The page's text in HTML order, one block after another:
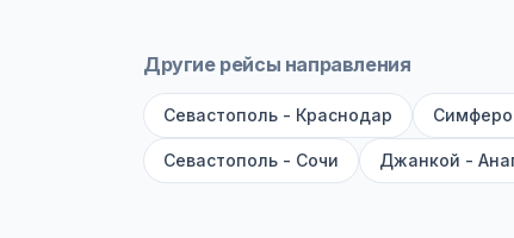
рейсов вы увидите время
Удачных поездок! С
Другие рейсы направления
Севастополь - Краснодар
Севастополь - Сочи Джанкой -